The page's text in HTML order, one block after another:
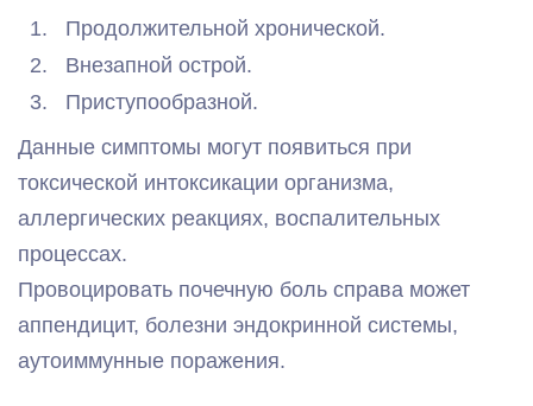
Продолжительной хронической.
Внезапной острой.
Приступообразной.
Данные симптомы могут появиться при
токсической интоксикации организма,
аллергических реакциях, воспалительных
процессах.
Провоцировать почечную боль справа может
аппендицит, болезни эндокринной системы,
аутоиммунные поражения.